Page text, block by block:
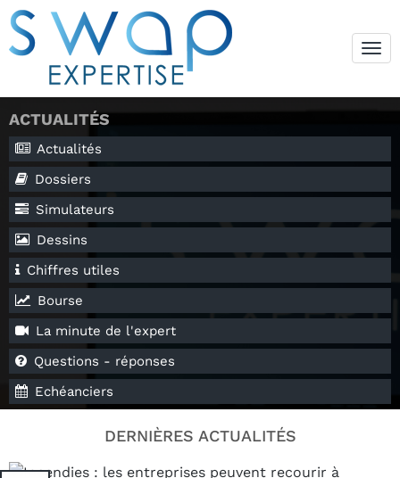
ACTUALITÉS
Actualités
Dossiers
Simulateurs
Dessins
Chiffres utiles
Bourse
La minute de l'expert
Questions - réponses
Echéanciers
DERNIÈRES ACTUALITÉS